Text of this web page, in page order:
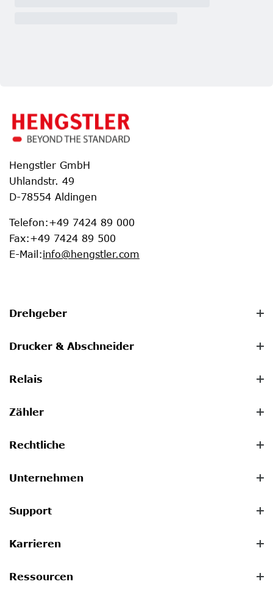
Hengstler GmbH
Uhlandstr. 49
D-78554 Aldingen
Telefon:+49 7424 89 000
Fax:+49 7424 89 500
E-Mail :info@hengstler.com
Drehgeber
Drucker & Abschneider
Relais
Zähler
Rechtliche
Unternehmen
Support
Karrieren
Ressourcen